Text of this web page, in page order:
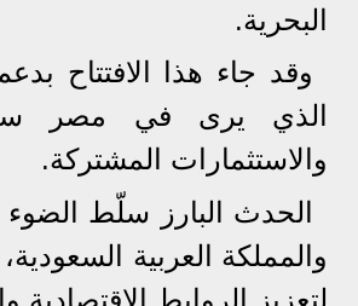
البحرية.
وقد جاء هذا الافتتاح
الذي يرى في مصر سوقاً
والاستثمارات المشتركة.
الحدث البارز سلّط الضوء
والمملكة العربية
لتعزيز الروابط الاقتصادية